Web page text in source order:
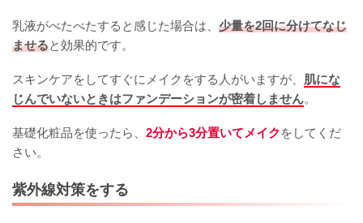
乳液がべたべたすると感じた場合は、 少量を2回に分けてなじ
ませると効果的です。
スキンケアをしてすぐにメイクをする人がいますが、 肌にな
じんでいないときはファンデーションが密着しません。
基礎化粧品を使ったら、 2分から3分置いてメイク をしてくだ
さい。
紫外線対策をする